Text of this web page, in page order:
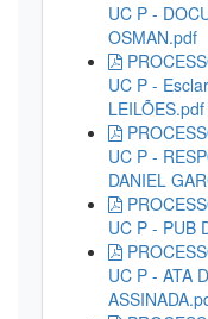
UC P -
OSMAN.pdf
UC P -
LEILÕES.pdf
UC P -
DANIEL
UC P - PUB
UC P - ATA